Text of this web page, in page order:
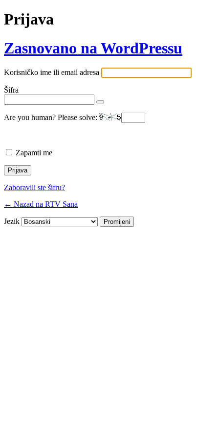
Prijava
Zasnovano na WordPressu
Korisničko ime ili email adresa
Šifra
Are you human? Please solve:
Zapamti me
Zaboravili ste šifru?
← Nazad na RTV Sana
Jezik